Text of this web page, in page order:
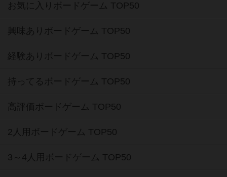
お気に入りボードゲーム TOP50
興味ありボードゲーム TOP50
経験ありボードゲーム TOP50
持ってるボードゲーム TOP50
高評価ボードゲーム TOP50
2人用ボードゲーム TOP50
3～4人用ボードゲーム TOP50